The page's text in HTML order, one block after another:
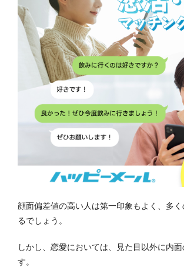
顔面偏差値の高い人は第一印象もよく、多
るでしょう。
しかし、恋愛においては、見た目以外に内
す。